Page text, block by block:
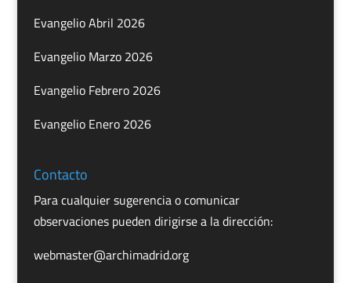
Evangelio Abril 2026
Evangelio Marzo 2026
Evangelio Febrero 2026
Evangelio Enero 2026
Contacto
Para cualquier sugerencia o comunicar
observaciones pueden dirigirse a la dirección:
webmaster@archimadrid.org